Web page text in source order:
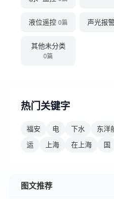
液位遥控 0篇 声光报
其他未分类
0篇
热门关键字
福安 电 下水
东洋
运
上海 在上海 国
图文推荐